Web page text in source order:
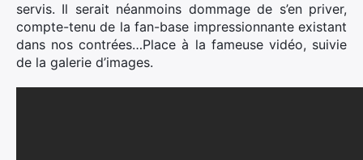
servis. Il serait néanmoins dommage de s’en priver,
compte-tenu de la fan-base impressionnante existant
dans nos contrées…Place à la fameuse vidéo, suivie
de la galerie d’images.